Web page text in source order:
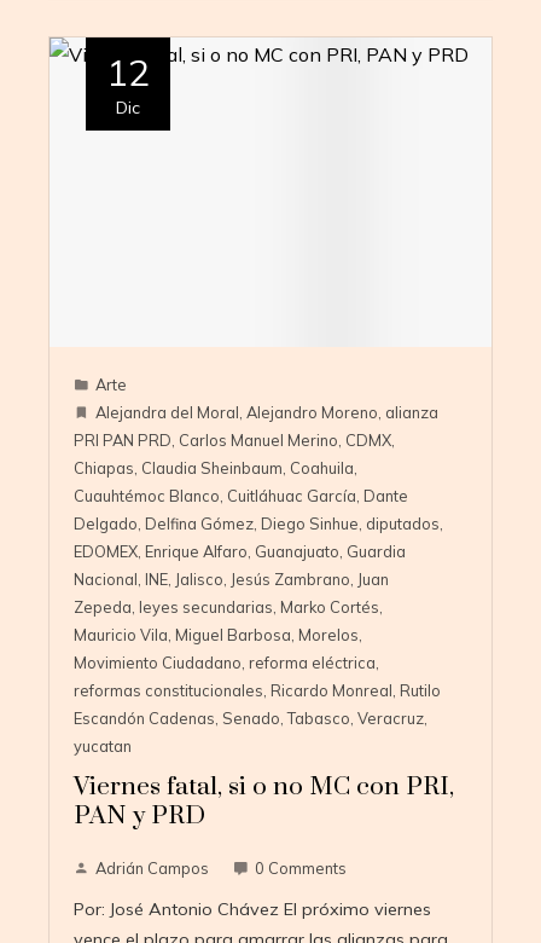
12
Dic
Arte
Alejandra del Moral, Alejandro Moreno, alianza
PRI PAN PRD, Carlos Manuel Merino, CDMX,
Chiapas, Claudia Sheinbaum, Coahuila,
Cuauhtémoc Blanco, Cuitláhuac García, Dante
Delgado, Delfina Gómez, Diego Sinhue, diputados,
EDOMEX, Enrique Alfaro, Guanajuato, Guardia
Nacional, INE, Jalisco, Jesús Zambrano, Juan
Zepeda, leyes secundarias, Marko Cortés,
Mauricio Vila, Miguel Barbosa, Morelos,
Movimiento Ciudadano, reforma eléctrica,
reformas constitucionales, Ricardo Monreal, Rutilo
Escandón Cadenas, Senado,Tabasco, Veracruz,
yucatan
Viernes fatal, si o no MC con PRI,
PAN y PRD
Adrián Campos 0 Comments
Por: José Antonio Chávez El próximo viernes